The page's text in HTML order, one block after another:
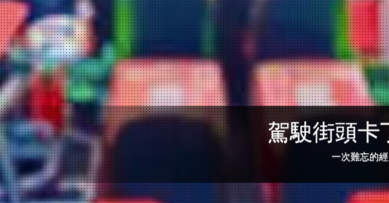
駕駛街頭卡
一次難忘的